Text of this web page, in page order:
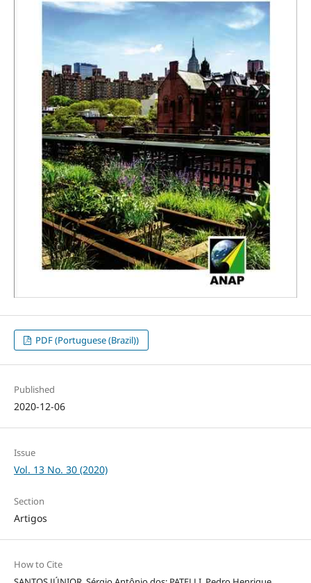
PDF (Portuguese (Brazil))
Published
2020-12-06
Issue
Vol. 13 No. 30 (2020)
Section
Artigos
How to Cite